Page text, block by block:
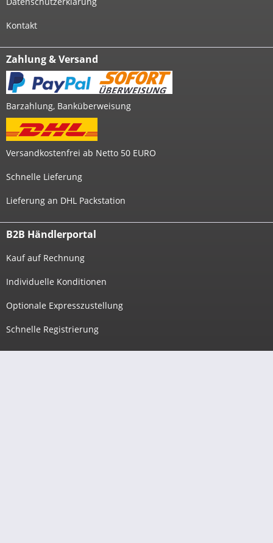
Kontakt
Zahlung & Versand
Barzahlung, Banküberweisung
Versandkostenfrei ab Netto 50 EURO
Schnelle Lieferung
Lieferung an DHL Packstation
B2B Händlerportal
Kauf auf Rechnung
Individuelle Konditionen
Optionale Expresszustellung
Schnelle Registrierung